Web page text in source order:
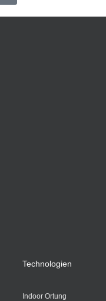
Technologien
Indoor Ortung